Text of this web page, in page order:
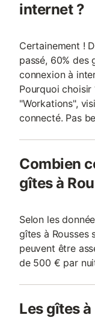
internet ?
Certainement !
passé, 60% des
connexion à
Pourquoi
"Workations",
connecté. Pas
Combien
gîtes à
Selon les
gîtes à Rousses
peuvent être
de 500 € par
Les gîtes